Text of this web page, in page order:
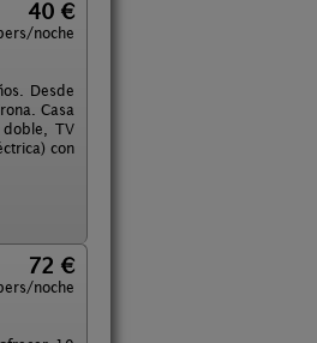
40 €
noche
Desde
Casa
TV
con
72 €
noche